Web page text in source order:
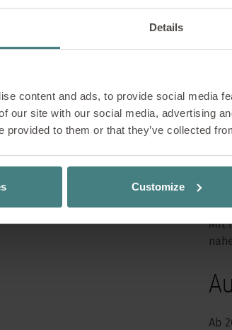
Details
content and ads, to provide social media
our site with our social media, advertising
provided to them or that they’ve collected
Customize
Mit
Ab